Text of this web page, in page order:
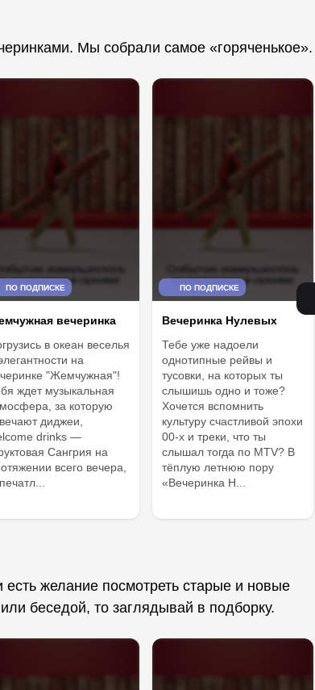
Мы собрали самое «горяченькое».
ПО ПОДПИСКЕ
вечеринка
в океан веселья
на
"Жемчужная"!
ждет музыкальная
за которую
диджеи,
drinks —
Сангрия на
всего вечера,
ПО ПОДПИСКЕ
Вечеринка Нулевых
Тебе уже надоели
однотипные рейвы и
тусовки, на которых ты
слышишь одно и тоже?
Хочется вспомнить
культуру счастливой эпохи
00-х и треки, что ты
слышал тогда по MTV? В
тёплую летнюю пору
«Вечеринка Н...
желание посмотреть старые и новые
беседой, то заглядывай в подборку.